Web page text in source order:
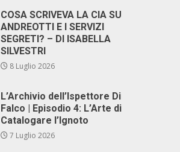
COSA SCRIVEVA LA CIA SU
ANDREOTTI E I SERVIZI
SEGRETI? – DI ISABELLA
SILVESTRI
8 Luglio 2026
L’Archivio dell’Ispettore Di
Falco | Episodio 4: L’Arte di
Catalogare l’Ignoto
7 Luglio 2026